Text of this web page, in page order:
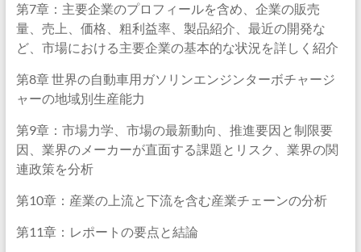
第7章：主要企業のプロフィールを含め、企業の販売
量、売上、価格、粗利益率、製品紹介、最近の開発な
ど、市場における主要企業の基本的な状況を詳しく紹介
第8章 世界の自動車用ガソリンエンジンターボチャージ
ャーの地域別生産能力
第9章：市場力学、市場の最新動向、推進要因と制限要
因、業界のメーカーが直面する課題とリスク、業界の関
連政策を分析
第10章：産業の上流と下流を含む産業チェーンの分析
第11章：レポートの要点と結論